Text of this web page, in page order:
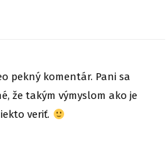
pekný komentár. Pani sa
že takým výmyslom ako je
veriť.